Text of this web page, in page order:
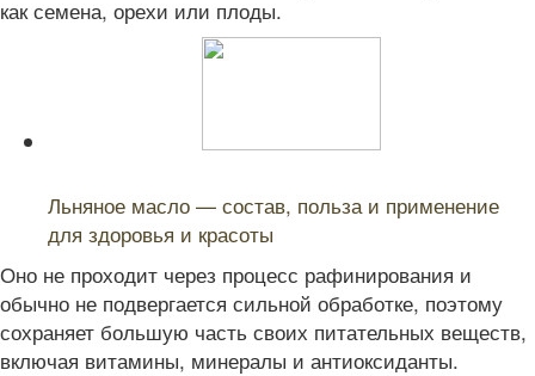
как семена, орехи или плоды.
Льняное масло — состав, польза и применение
для здоровья и красоты
Оно не проходит через процесс рафинирования и
обычно не подвергается сильной обработке, поэтому
сохраняет большую часть своих питательных веществ,
включая витамины, минералы и антиоксиданты.